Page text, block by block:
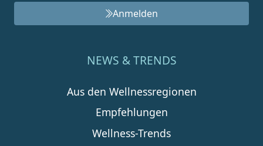
Anmelden
NEWS & TRENDS
Aus den Wellnessregionen
Empfehlungen
Wellness-Trends